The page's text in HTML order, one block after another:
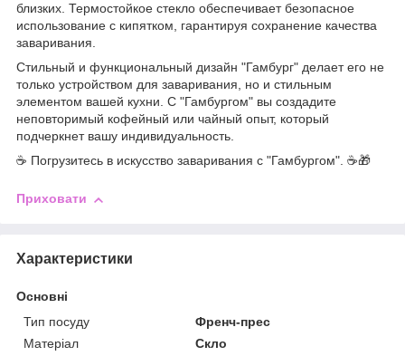
близких. Термостойкое стекло обеспечивает безопасное
использование с кипятком, гарантируя сохранение качества
заваривания.
Стильный и функциональный дизайн "Гамбург" делает его не
только устройством для заваривания, но и стильным
элементом вашей кухни. С "Гамбургом" вы создадите
неповторимый кофейный или чайный опыт, который
подчеркнет вашу индивидуальность.
☕ Погрузитесь в искусство заваривания с "Гамбургом". ☕🎁
Приховати
Характеристики
Основні
Тип посуду
Френч-прес
Матеріал
Скло